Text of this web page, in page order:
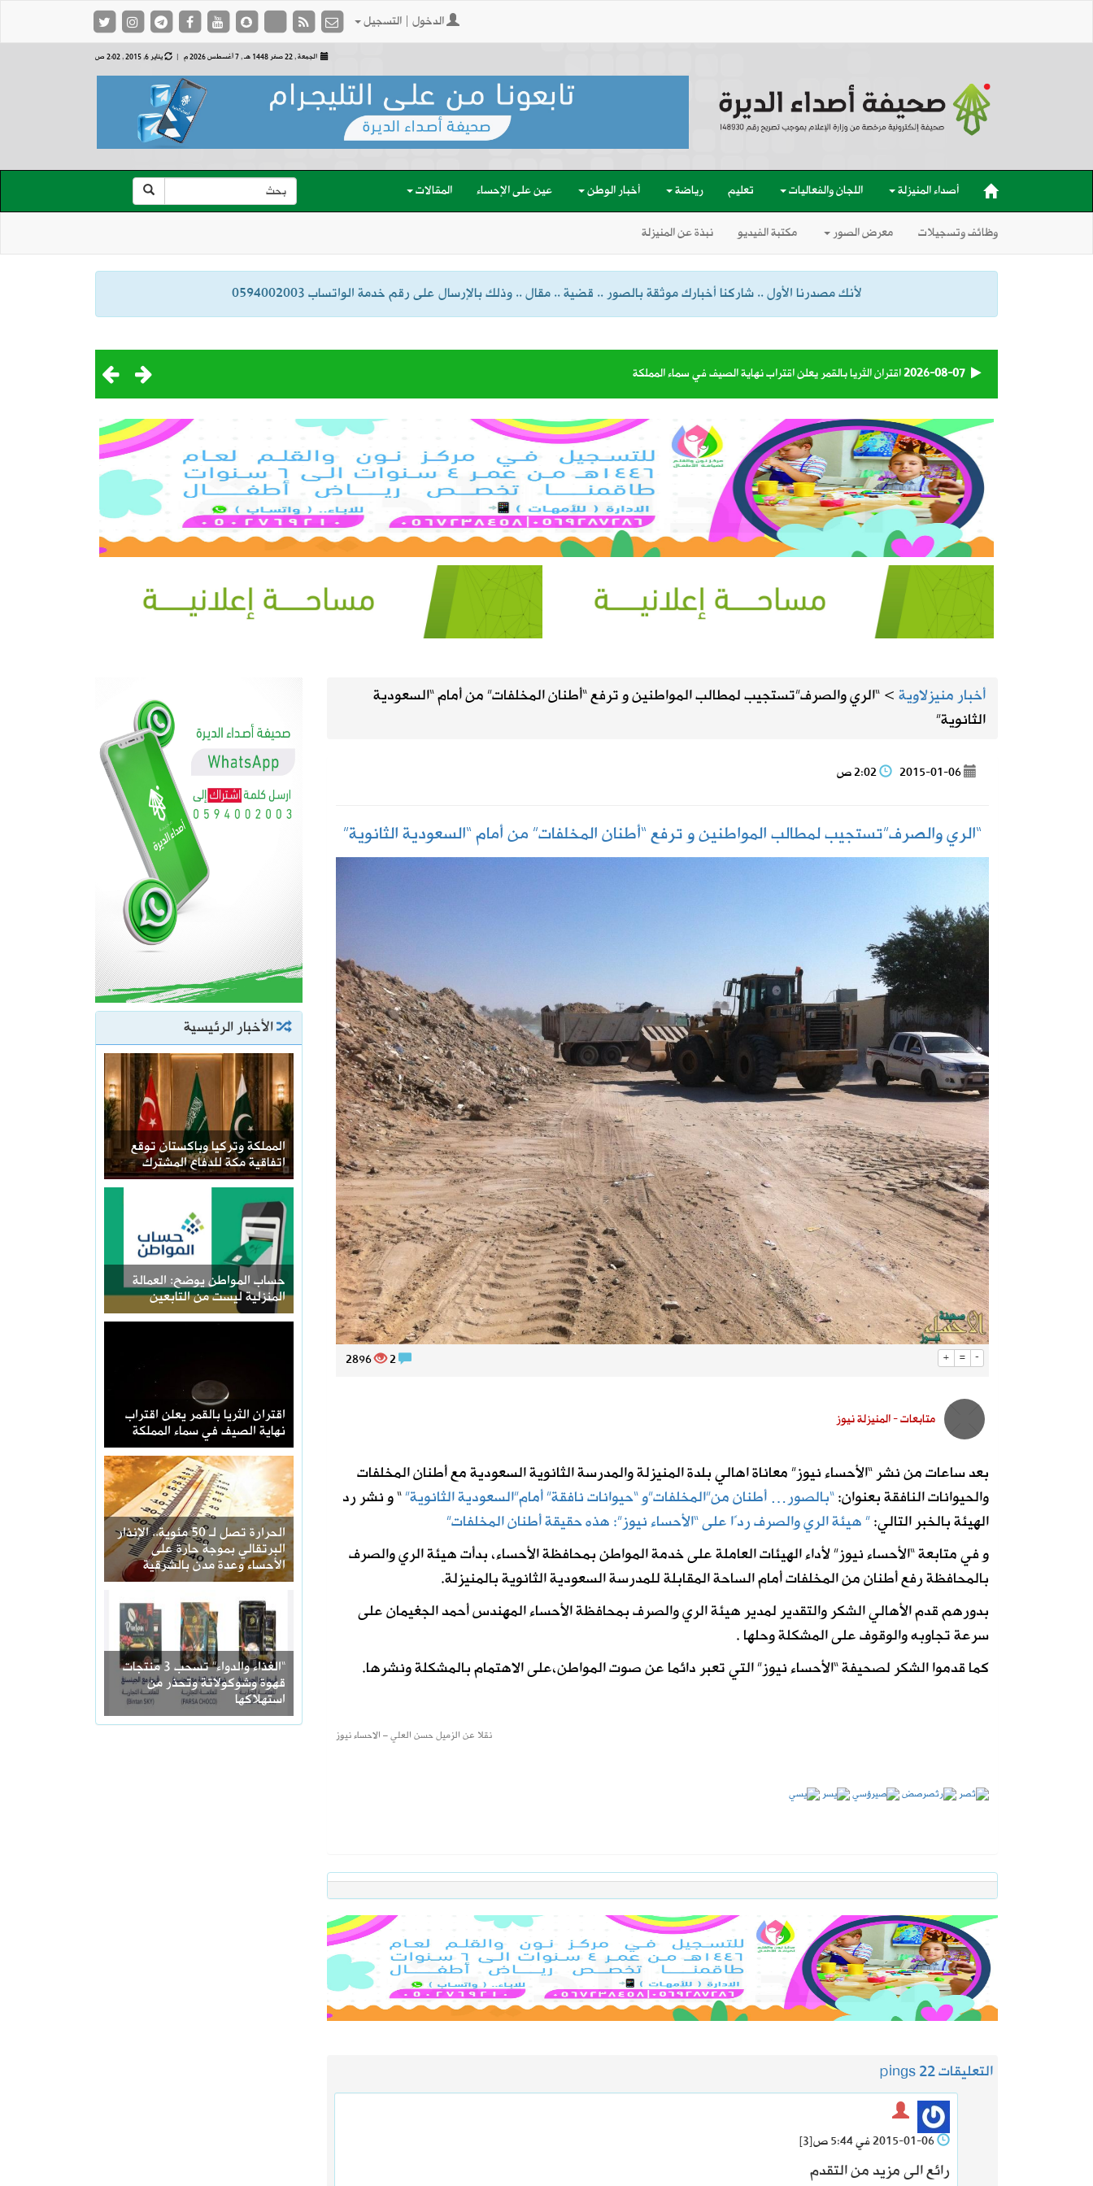
الدخول | التسجيل
الجمعة , 22 صفر 1448 هـ , 7 أغسطس 2026 م | يناير 6, 2015 , 2:02 ص
أصداء المنيزلة اللجان والفعاليات تعليم رياضة أخبار الوطن عين على الإحساء المقالات
وظائف وتسجيلات معرض الصور مكتبة الفيديو نبذة عن المنيزلة
لأنك مصدرنا الأول .. شاركنا أخبارك موثقة بالصور .. قضية .. مقال .. وذلك بالإرسال على رقم خدمة الواتساب 0594002003
2026-08-07اقتران الثريا بالقمر يعلن اقتراب نهاية الصيف في سماء المملكة
2026-08-07الحرارة تصل لـ 50 مئوية.. الإنذار البرتقالي بموجة حارة على الأحساء وعدة مدن بالشرقية
2026-08-07“الغذاء والدواء” تسحب 3 منتجات قهوة وشوكولاتة وتحذر من استهلاكها
2026-08-06 رسميًا.. الأهلي يعلن التعاقد مع الكرواتي الهولندي مارينو بوسيتش
2026-08-06وزارة الدفاع تعيّن اللواء البحري الركن عبدالله الشهري قائدًا للتحالف البحري الدفاعي متعدد الجنسيات
2026-08-06 تبوك تتصدر إنتاج العنب في المملكة بنسبة 40%
2026-08-06
2026-08-07المملكة وتركيا وباكستان توقع اتفاقية مكة للدفاع المشترك
الأخبار الرئيسية
المملكة وتركيا وباكستان توقع
اتفاقية مكة للدفاع المشترك
حساب المواطن يوضح: العمالة
المنزلية ليست من التابعين
اقتران الثريا بالقمر يعلن اقتراب
نهاية الصيف في سماء المملكة
الحرارة تصل لـ 50 مئوية.. الإنذار
البرتقالي بموجة حارة على
الأحساء وعدة مدن بالشرقية
“الغذاء والدواء” تسحب 3 منتجات
قهوة وشوكولاتة وتحذر من
استهلاكها
أخبار منيزلاوية>“الري والصرف”تستجيب لمطالب المواطنين و ترفع “أطنان المخلفات” من أمام “السعودية
الثانوية”
2015-01-06
“الري والصرف”تستجيب لمطالب المواطنين و ترفع “أطنان المخلفات” من أمام “السعودية الثانوية”
+ = -
2896
متابعات - المنيزلة نيوز
بعد ساعات من نشر “الأحساء نيوز” معاناة اهالي بلدة المنيزلة والمدرسة الثانوية السعودية مع أطنان المخلفات
والحيوانات النافقة بعنوان:“بالصور… أطنان من”المخلفات”و “حيوانات نافقة” أمام”السعودية الثانوية”“و نشر رد
الهيئة بالخبر التالي:” هيئة الري والصرف ردًا على “الأحساء نيوز”: هذه حقيقة أطنان المخلفات”
و في متابعة “الأحساء نيوز” لأداء الهيئات العاملة على خدمة المواطن بمحافظة الأحساء، بدأت هيئة الري والصرف
بالمحافظة رفع أطنان من المخلفات أمام الساحة المقابلة للمدرسة السعودية الثانوية بالمنيزلة.
بدورهم قدم الأهالي الشكر والتقدير لمدير هيئة الري والصرف بمحافظة الأحساء المهندس أحمد الجغيمان على
سرعة تجاوبه والوقوف على المشكلة وحلها .
كما قدموا الشكر لصحيفة “الأحساء نيوز” التي تعبر دائما عن صوت المواطن،على الاهتمام بالمشكلة ونشرها.
نقلا عن الزميل حسن العلي – الاحساء نيوز
التعليقات 2 2 pings
[3]
رائع الى مزيد من التقدم